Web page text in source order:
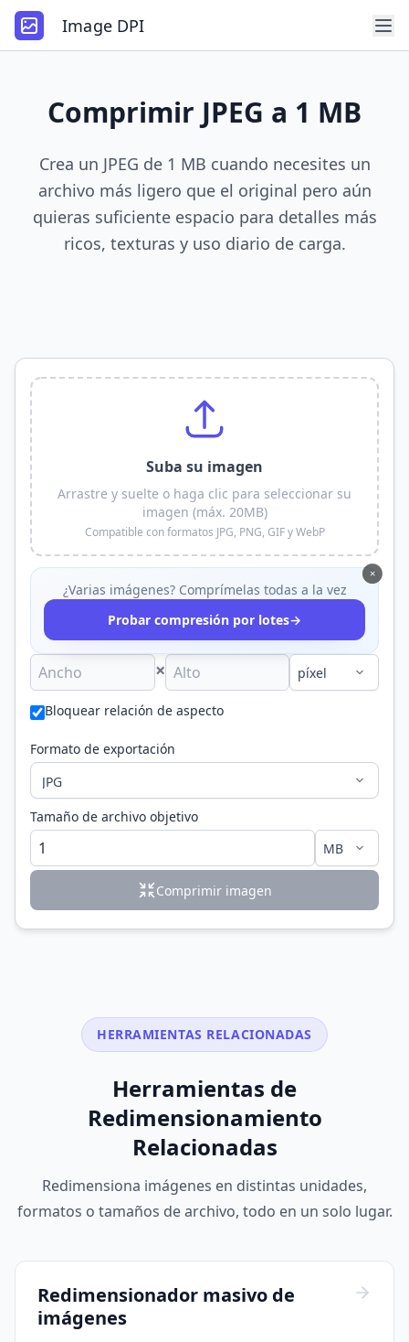
Image DPI
Comprimir JPEG a 1 MB
Crea un JPEG de 1 MB cuando necesites un
archivo más ligero que el original pero aún
quieras suficiente espacio para detalles más
ricos, texturas y uso diario de carga.
Suba su imagen
Arrastre y suelte o haga clic para seleccionar su
imagen (máx. 20MB)
Compatible con formatos JPG, PNG, GIF y WebP
×
¿Varias imágenes? Comprímelas todas a la vez
Probar compresión por lotes→
×
Bloquear relación de aspecto
Formato de exportación
Tamaño de archivo objetivo
Comprimir imagen
HERRAMIENTAS RELACIONADAS
Herramientas de
Redimensionamiento
Relacionadas
Redimensiona imágenes en distintas unidades,
formatos o tamaños de archivo, todo en un solo lugar.
Redimensionador masivo de
imágenes